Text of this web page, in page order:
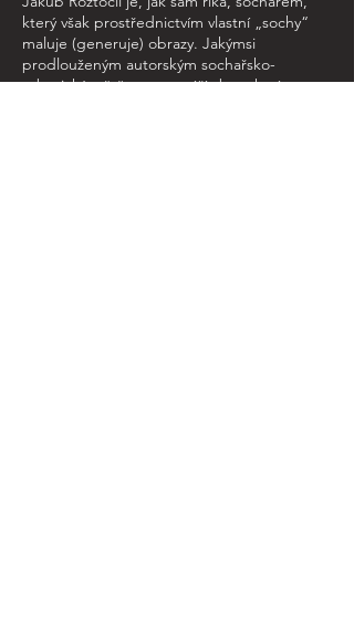
který však prostřednictvím vlastní „sochy“
maluje (generuje) obrazy. Jakýmsi
prodlouženým autorským sochařsko-
robotickým štětcem vytváří abstraktní